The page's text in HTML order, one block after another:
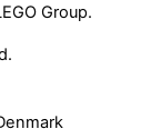
Group.